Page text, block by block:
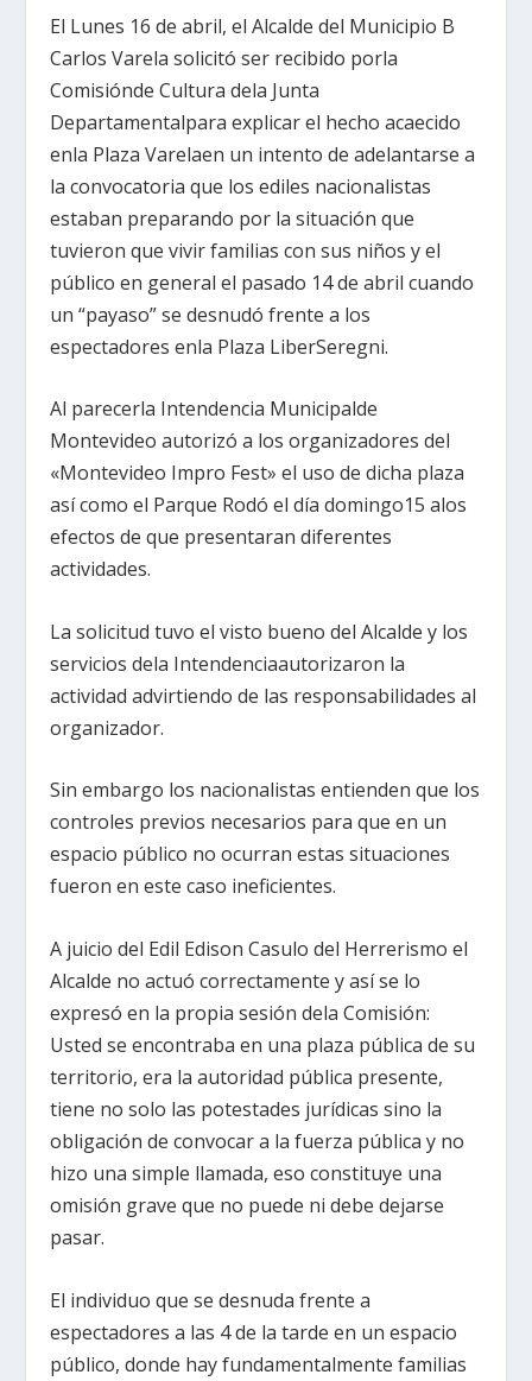
El Lunes 16 de abril, el Alcalde del Municipio B
Carlos Varela solicitó ser recibido porla
Comisiónde Cultura dela Junta
Departamentalpara explicar el hecho acaecido
enla Plaza Varelaen un intento de adelantarse a
la convocatoria que los ediles nacionalistas
estaban preparando por la situación que
tuvieron que vivir familias con sus niños y el
público en general el pasado 14 de abril cuando
un “payaso” se desnudó frente a los
espectadores enla Plaza LiberSeregni.
Al parecerla Intendencia Municipalde
Montevideo autorizó a los organizadores del
«Montevideo Impro Fest» el uso de dicha plaza
así como el Parque Rodó el día domingo15 alos
efectos de que presentaran diferentes
actividades.
La solicitud tuvo el visto bueno del Alcalde y los
servicios dela Intendenciaautorizaron la
actividad advirtiendo de las responsabilidades al
organizador.
Sin embargo los nacionalistas entienden que los
controles previos necesarios para que en un
espacio público no ocurran estas situaciones
fueron en este caso ineficientes.
A juicio del Edil Edison Casulo del Herrerismo el
Alcalde no actuó correctamente y así se lo
expresó en la propia sesión dela Comisión:
Usted se encontraba en una plaza pública de su
territorio, era la autoridad pública presente,
tiene no solo las potestades jurídicas sino la
obligación de convocar a la fuerza pública y no
hizo una simple llamada, eso constituye una
omisión grave que no puede ni debe dejarse
pasar.
El individuo que se desnuda frente a
espectadores a las 4 de la tarde en un espacio
público, donde hay fundamentalmente familias